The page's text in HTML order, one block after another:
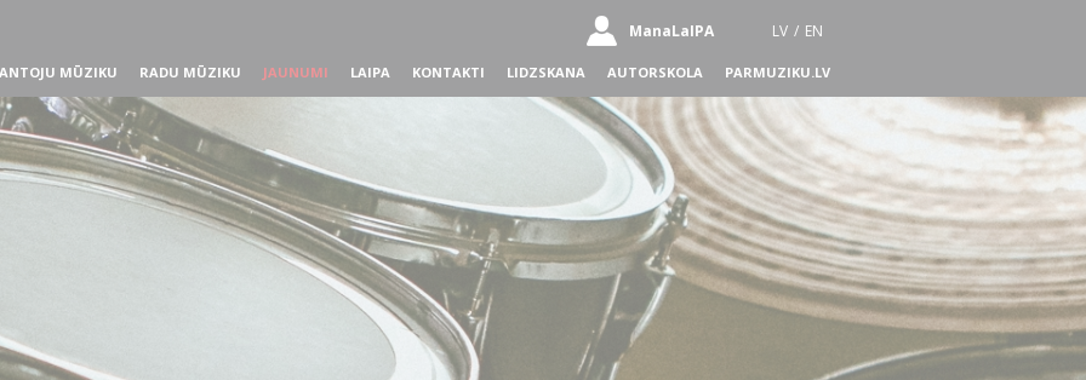
ManaLaIPA LV / EN
MŪZIKU RADU MŪZIKU JAUNUMI LAIPA KONTAKTI LIDZSKANA AUTORSKOLA PARMUZIKU.LV